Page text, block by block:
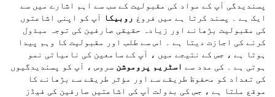
پسندیدگی آپ کے مواد کی مقبولیت کے سب سے اہم اشارے میں سے
ایک ہے ۔ پسند کرتا ہے میں فروغ روبیکا
آپ کو اپنی اشاعتوں
کی مقبولیت بڑھانے اور زیادہ حقیقی صارفین کی توجہ مبذول
کرنے کی اجازت دیتا ہے ۔ اس سے طلب اور مقبولیت کا وہم پیدا
ہوتا ہے ، جس کے نتیجے میں ، آپ کے سامعین کی نامیاتی نمو
ہوتی ہے ۔ کی مدد سے اسٹریم پروموشن سروس ، آپ کو پسندیدگیوں
کی تعداد کو محفوظ طریقے سے اور مؤثر طریقے سے بڑھانے کا
موقع ملتا ہے ، جس کی بدولت آپ کی اشاعتیں صارفین کی فیڈز